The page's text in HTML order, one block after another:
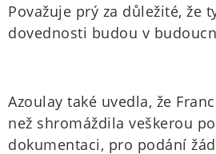
Považuje prý za důležité, že
dovednosti budou v
Azoulay také uvedla, že
než shromáždila veškerou
dokumentaci, pro podání